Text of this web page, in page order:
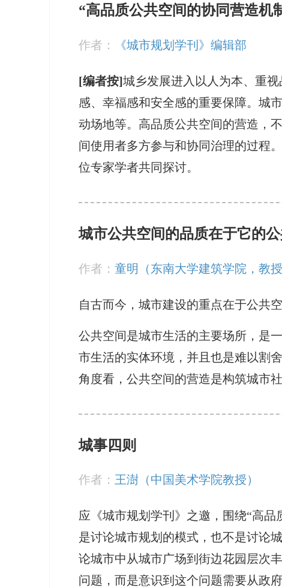
“高品质公共空间的协同营造机
作者： 《城市规划学刊》编辑部
[编者按]城乡发展进入以人为本、重
感、幸福感和安全感的重要保障。城
动场地等。高品质公共空间的营造，
间使用者多方参与和协同治理的过程
位专家学者共同探讨。
城市公共空间的品质在于它的
作者：童明（东南大学建筑学院，教授
自古而今，城市建设的重点在于公共空
公共空间是城市生活的主要场所，是
市生活的实体环境，并且也是难以割
角度看，公共空间的营造是构筑城市
城事四则
作者： 王澍（中国美术学院教授）
应《城市规划学刊》之邀，围绕“高
是讨论城市规划的模式，也不是讨论
论城市中从城市广场到街边花园层次
问题，而是意识到这个问题需要从政